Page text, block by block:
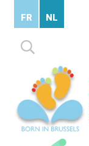
content
Zoeken
naar:
FR NL